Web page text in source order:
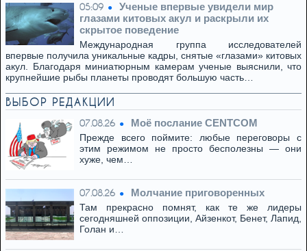
05:09
Ученые впервые увидели мир
глазами китовых акул и раскрыли их
скрытое поведение
Международная группа исследователей
впервые получила уникальные кадры, снятые «глазами» китовых
акул. Благодаря миниатюрным камерам ученые выяснили, что
крупнейшие рыбы планеты проводят большую часть…
ВЫБОР РЕДАКЦИИ
07.08.26 Моё послание CENTCOM
Прежде всего поймите: любые переговоры с
этим режимом не просто бесполезны — они
хуже, чем…
07.08.26 Молчание приговоренных
Там прекрасно помнят, как те же лидеры
сегодняшней оппозиции, Айзенкот, Бенет, Лапид,
Голан и…